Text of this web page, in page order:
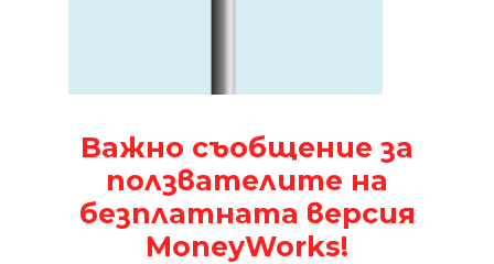
Важно съобщение за
ползвателите на
безплатната версия
MoneyWorks!